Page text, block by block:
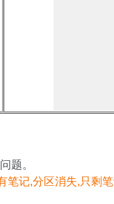
题。
笔记,分区消失,只剩